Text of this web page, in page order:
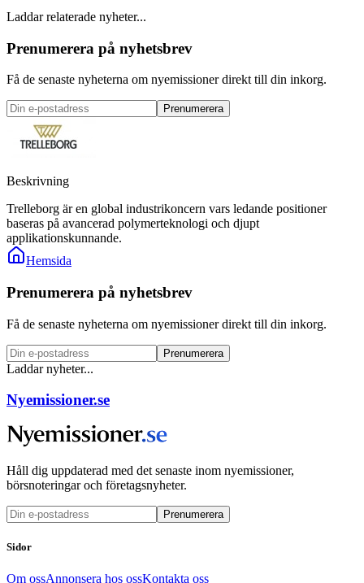
Laddar relaterade nyheter...
Prenumerera på nyhetsbrev
Få de senaste nyheterna om nyemissioner direkt till din inkorg.
Prenumerera
Beskrivning
Trelleborg är en global industrikoncern vars ledande positioner
baseras på avancerad polymerteknologi och djupt
applikationskunnande.
Hemsida
Prenumerera på nyhetsbrev
Få de senaste nyheterna om nyemissioner direkt till din inkorg.
Prenumerera
Laddar nyheter...
Nyemissioner.se
Håll dig uppdaterad med det senaste inom nyemissioner,
börsnoteringar och företagsnyheter.
Prenumerera
Sidor
Om ossAnnonsera hos ossKontakta oss